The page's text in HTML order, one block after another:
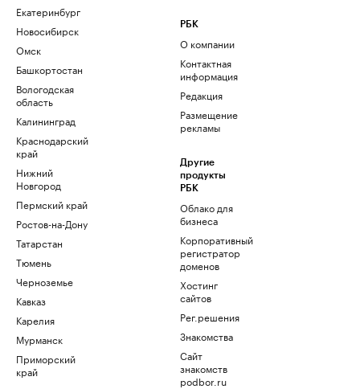
Екатеринбург
Новосибирск
Омск
Башкортостан
Вологодская
область
Калининград
Краснодарский
край
Нижний
Новгород
Пермский край
Ростов-на-Дону
Татарстан
Тюмень
Черноземье
Кавказ
Карелия
Мурманск
Приморский
край
РБК
О компании
Контактная
информация
Редакция
Размещение
рекламы
Другие
продукты
РБК
Облако для
бизнеса
Корпоративный
регистратор
доменов
Хостинг
сайтов
Рег.решения
Знакомства
Сайт
знакомств
podbor.ru